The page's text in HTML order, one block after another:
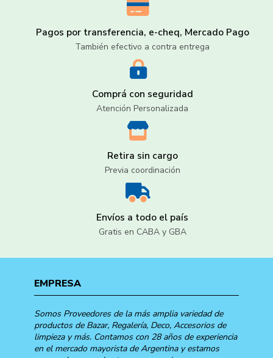
Pagos por transferencia, e-cheq, Mercado Pago
También efectivo a contra entrega
Comprá con seguridad
Atención Personalizada
Retira sin cargo
Previa coordinación
Envíos a todo el país
Gratis en CABA y GBA
EMPRESA
Somos Proveedores de la más amplia variedad de
productos de Bazar, Regalería, Deco, Accesorios de
limpieza y más. Contamos con 28 años de experiencia
en el mercado mayorista de Argentina y estamos